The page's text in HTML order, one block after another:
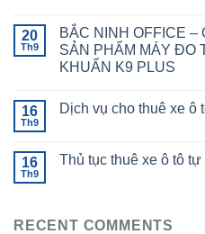
20
Th9
BẮC NINH OFFICE –
SẢN PHẨM MÁY ĐO
KHUẨN K9 PLUS
16
Th9
Dịch vụ cho thuê xe ô
16
Th9
Thủ tục thuê xe ô tô tự
RECENT COMMENTS